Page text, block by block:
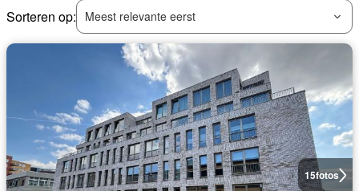
Sorteren op:
Meest relevante eerst
15fotos